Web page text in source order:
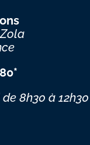
de 8h30 à 12h30